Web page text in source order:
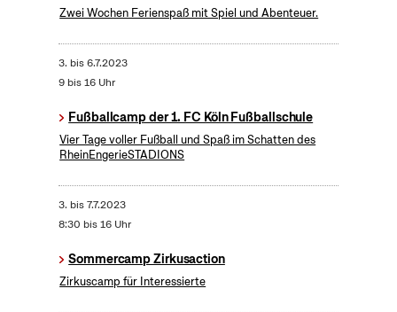
Zwei Wochen Ferienspaß mit Spiel und Abenteuer.
3. bis6.7.2023
9 bis 16 Uhr
Fußballcamp der 1. FC Köln Fußballschule
Vier Tage voller Fußball und Spaß im Schatten des
RheinEngerieSTADIONS
3. bis7.7.2023
8:30 bis 16 Uhr
Sommercamp Zirkusaction
Zirkuscamp für Interessierte